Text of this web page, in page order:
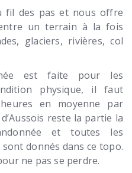
fil des pas et nous offre
un terrain à la fois
glaciers, rivières, col
est faite pour les
physique, il faut
en moyenne par
reste la partie la
et toutes les
donnés dans ce topo.
ne pas se perdre.